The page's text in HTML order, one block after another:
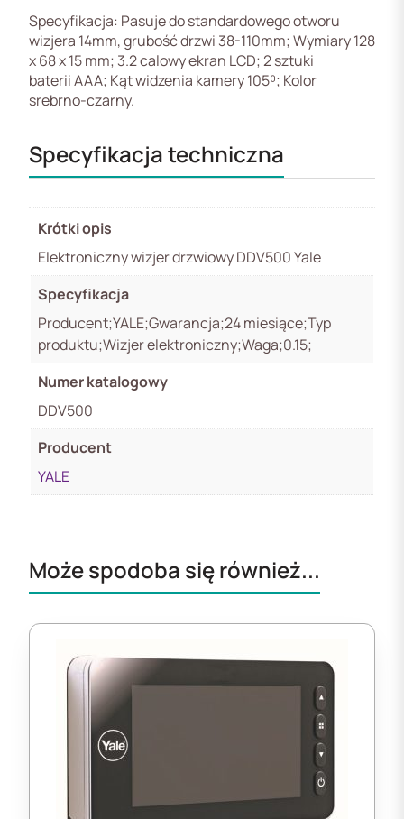
Specyfikacja: Pasuje do standardowego otworu
wizjera 14mm, grubość drzwi 38-110mm; Wymiary 128
x 68 x 15 mm; 3.2 calowy ekran LCD; 2 sztuki
baterii AAA; Kąt widzenia kamery 105⁰; Kolor
srebrno-czarny.
Specyfikacja techniczna
Krótki opis
Elektroniczny wizjer drzwiowy DDV500 Yale
Specyfikacja
Producent;YALE;Gwarancja;24 miesiące;Typ
produktu;Wizjer elektroniczny;Waga;0.15;
Numer katalogowy
DDV500
Producent
YALE
Może spodoba się również...